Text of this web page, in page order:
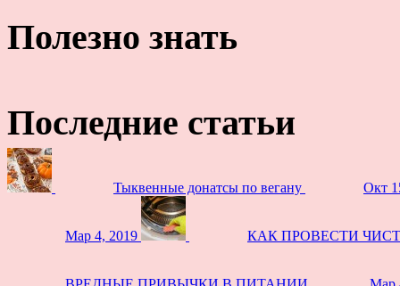
Полезно знать
Последние статьи
Тыквенные донатсы по вегану Окт
Мар 4, 2019 КАК ПРОВЕСТИ